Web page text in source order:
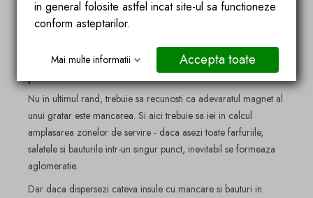
curiosilor care vor sa ” fure” o reteta. Iar la masa principala se
vor aduna cei care savureaza mai mult mancarea. In acest fel,
Mancarea, centrul de gravitatie al
petrecerii
Nu in ultimul rand, trebuie sa recunosti ca adevaratul magnet al
unui gratar este mancarea. Si aici trebuie sa iei in calcul
amplasarea zonelor de servire - daca asezi toate farfuriile,
salatele si bauturile intr-un singur punct, inevitabil se formeaza
aglomeratie.
Dar daca dispersezi cateva insule cu mancare si bauturi in
in general folosite astfel incat site-ul sa functioneze
conform asteptarilor.
Mai multe informatii Accepta toate